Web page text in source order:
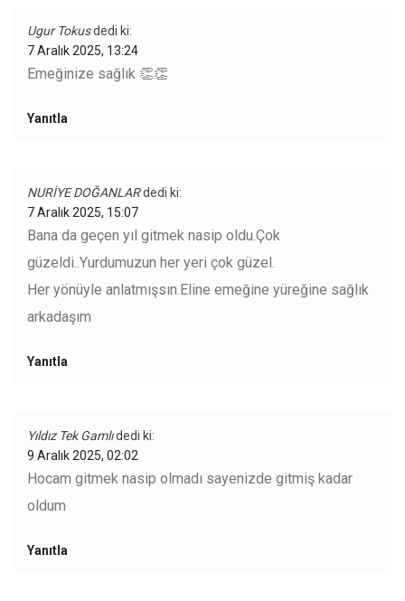
Ugur Tokusdedi ki:
7 Aralık 2025, 13:24
Emeğinize sağlık 👏👏
Yanıtla
NURİYE DOĞANLARdedi ki:
7 Aralık 2025, 15:07
Bana da geçen yıl gitmek nasip oldu.Çok
güzeldi..Yurdumuzun her yeri çok güzel.
Her yönüyle anlatmışsın.Eline emeğine yüreğine sağlık
arkadaşım
Yanıtla
Yıldız Tek Gamlıdedi ki:
9 Aralık 2025, 02:02
Hocam gitmek nasip olmadı sayenizde gitmiş kadar
oldum
Yanıtla